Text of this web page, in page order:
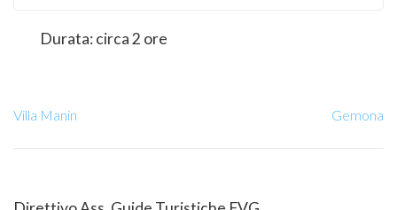
Durata: circa 2 ore
Villa Manin Gemona